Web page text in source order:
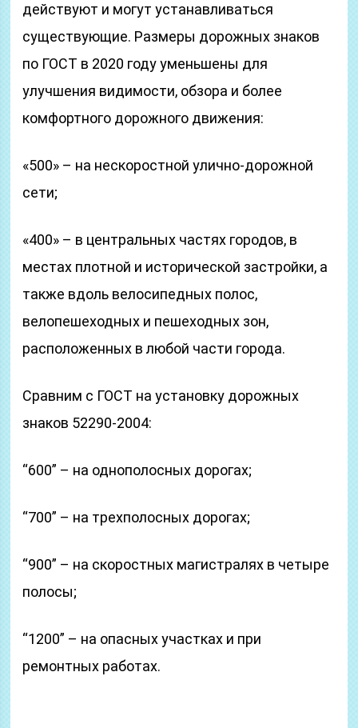
действуют и могут устанавливаться
существующие. Размеры дорожных знаков
по ГОСТ в 2020 году уменьшены для
улучшения видимости, обзора и более
комфортного дорожного движения:
«500» – на нескоростной улично-дорожной
сети;
«400» – в центральных частях городов, в
местах плотной и исторической застройки, а
также вдоль велосипедных полос,
велопешеходных и пешеходных зон,
расположенных в любой части города.
Сравним с ГОСТ на установку дорожных
знаков 52290-2004:
“600” – на однополосных дорогах;
“700” – на трехполосных дорогах;
“900” – на скоростных магистралях в четыре
полосы;
“1200” – на опасных участках и при
ремонтных работах.